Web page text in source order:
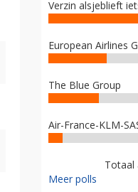
Verzin alsjeblieft
European Airlines
The Blue Group
Air-France-KLM-
Totaal
Meer polls